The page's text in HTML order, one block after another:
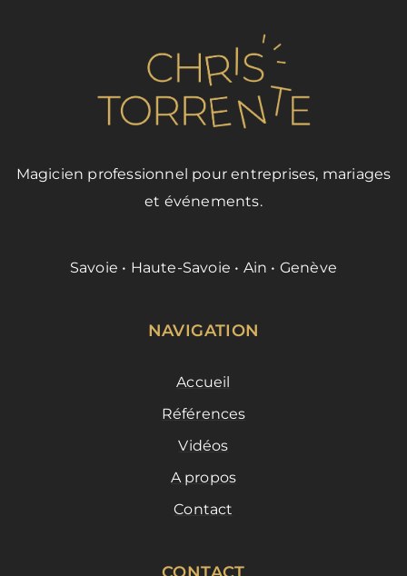
Magicien professionnel pour entreprises, mariages
et événements.
Savoie • Haute-Savoie • Ain • Genève
NAVIGATION
Accueil
Références
Vidéos
A propos
Contact